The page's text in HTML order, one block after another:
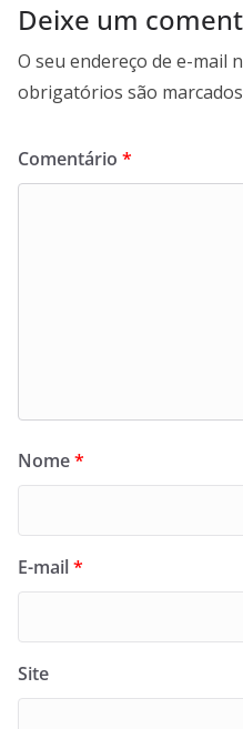
Deixe um
O seu endereço de e-mail
obrigatórios são
Comentário *
Nome*
E-mail*
Site